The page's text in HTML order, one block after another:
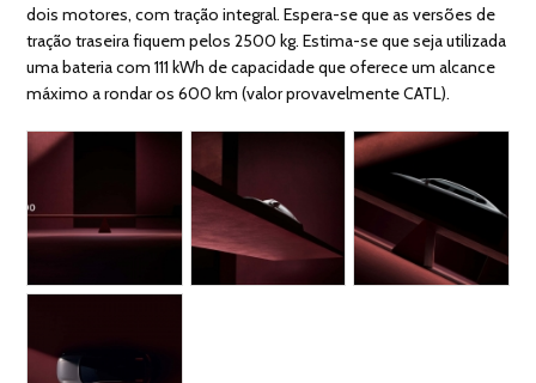
dois motores, com tração integral. Espera-se que as versões de
tração traseira fiquem pelos 2500 kg. Estima-se que seja utilizada
uma bateria com 111 kWh de capacidade que oferece um alcance
máximo a rondar os 600 km (valor provavelmente CATL).